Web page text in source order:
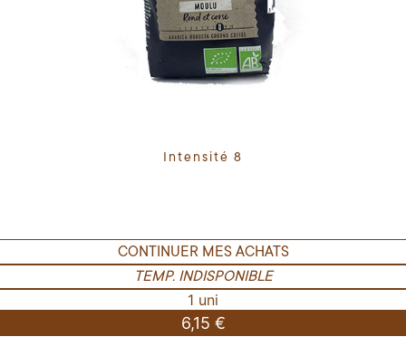
Intensité 8
CONTINUER MES ACHATS
TEMP. INDISPONIBLE
1 uni
6,15 €